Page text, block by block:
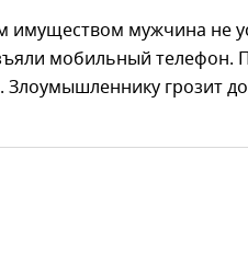
имуществом мужчина не
мобильный телефон.
Злоумышленнику грозит